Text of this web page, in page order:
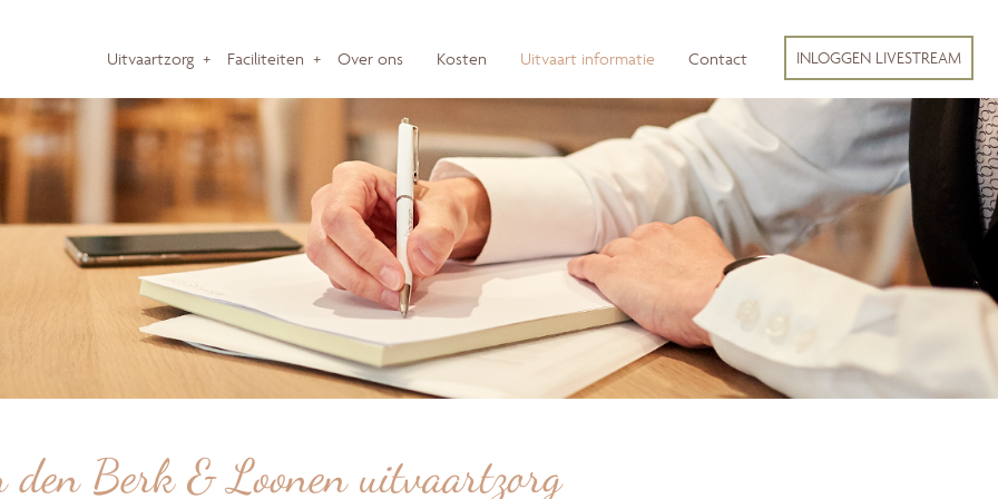
Uitvaartzorg + Faciliteiten + Over ons Kosten Uitvaart informatie Contact INLOGGEN LIVESTREAM
den Berk & Loonen uitvaartzorg